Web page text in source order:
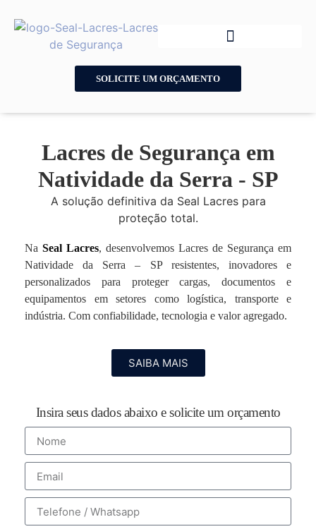
SOLICITE UM ORÇAMENTO
Lacres de Segurança em
Natividade da Serra - SP
A solução definitiva da Seal Lacres para
proteção total.
Na Seal Lacres, desenvolvemos Lacres de Segurança em
Natividade da Serra – SP resistentes, inovadores e
personalizados para proteger cargas, documentos e
equipamentos em setores como logística, transporte e
indústria. Com confiabilidade, tecnologia e valor agregado.
SAIBA MAIS
Insira seus dados abaixo e solicite um orçamento